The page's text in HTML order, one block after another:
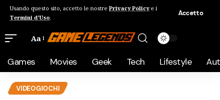
Usando questo sito, accetto le nostre Privacy Policye i
Termini d'Uso.
Accetto
Aa
Games Movies Geek Tech Lifestyle
VIDEOGIOCHI